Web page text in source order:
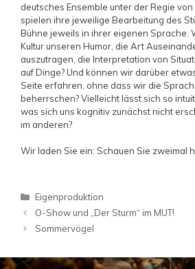
deutsches Ensemble unter der Regie
spielen ihre jeweilige Bearbeitung des
Bühne jeweils in ihrer eigenen Sprache.
Kultur unseren Humor, die Art
auszutragen, die Interpretation von
auf Dinge? Und können wir darüber
Seite erfahren, ohne dass wir die
beherrschen? Vielleicht lässt sich so
was sich uns kognitiv zunächst nicht
im anderen?
Wir laden Sie ein: Schauen Sie zweimal
Kategorien
Eigenproduktion
Beitrags-
Navigation
O-Show und „Der Sturm“ im MUT!
Sommervögel